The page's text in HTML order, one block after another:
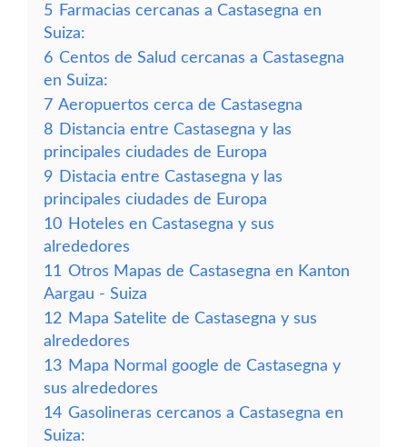
5 Farmacias cercanas a Castasegna en
Suiza:
6 Centos de Salud cercanas a Castasegna
en Suiza:
7 Aeropuertos cerca de Castasegna
8 Distancia entre Castasegna y las
principales ciudades de Europa
9 Distacia entre Castasegna y las
principales ciudades de Europa
10 Hoteles en Castasegna y sus
alrededores
11 Otros Mapas de Castasegna en Kanton
Aargau - Suiza
12 Mapa Satelite de Castasegna y sus
alrededores
13 Mapa Normal google de Castasegna y
sus alrededores
14 Gasolineras cercanos a Castasegna en
Suiza: